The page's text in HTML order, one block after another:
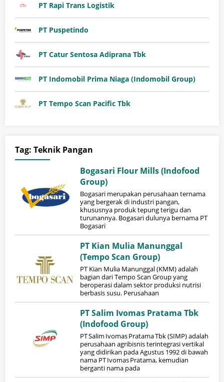
PT Rapi Trans Logistik
PT Puspetindo
PT Catur Sentosa Adiprana Tbk
PT Indomobil Prima Niaga (Indomobil Group)
PT Tempo Scan Pacific Tbk
Tag: Teknik Pangan
Bogasari Flour Mills (Indofood
Group)
Bogasari merupakan perusahaan ternama
yang bergerak di industri pangan,
khususnya produk tepung terigu dan
turunannya. Bogasari dulunya bernama PT
Bogasari
PT Kian Mulia Manunggal
(Tempo Scan Group)
PT Kian Mulia Manunggal (KMM) adalah
bagian dari Tempo Scan Group yang
beroperasi dalam sektor produksi nutrisi
berbasis susu. Perusahaan
PT Salim Ivomas Pratama Tbk
(Indofood Group)
PT Salim Ivomas Pratama Tbk (SIMP) adalah
perusahaan agribisnis terintegrasi vertikal
yang didirikan pada Agustus 1992 di bawah
nama PT Ivomas Pratama, kemudian
berganti nama pada